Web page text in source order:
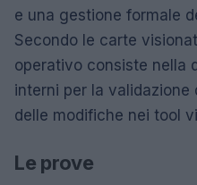
e una gestione formale
Secondo le carte
operativo consiste nella
interni per la
delle modifiche nei tool
Le prove